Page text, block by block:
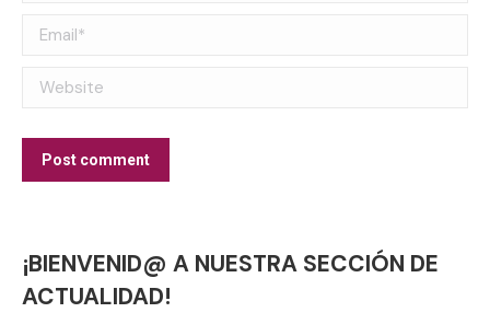
Email *
Website
Post comment
¡BIENVENID@ A NUESTRA SECCIÓN DE
ACTUALIDAD!